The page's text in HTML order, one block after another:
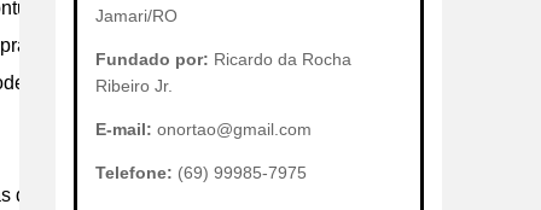
Greg Hart, CEO da
em IA, uma base
[2]
interesse. Os
Jamari/RO
Fundado por: Ricardo da Rocha
Ribeiro Jr.
E-mail: onortao@gmail.com
Telefone: (69) 99985-7975